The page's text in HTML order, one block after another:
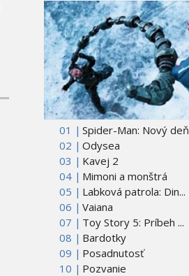
01 | Spider-Man: Nový deň
02 | Odysea
03 | Kavej 2
04 | Mimoni a monštrá
05 | Labková patrola: Din...
06 | Vaiana
07 | Toy Story 5: Príbeh ...
08 | Bardotky
09 | Posadnutosť
10 | Pozvanie